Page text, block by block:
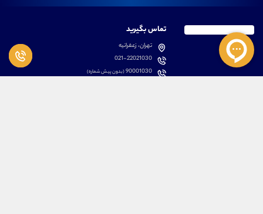
تماس بگیرید
تهران، زعفرانیه
021-22021030
90001030(بدون پیش شماره)